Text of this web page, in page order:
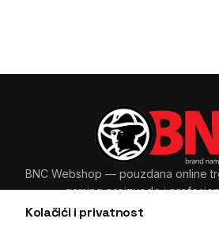
Kolačići i privatnost
BNC Webshop — pouzdana online
gaming proizvode i